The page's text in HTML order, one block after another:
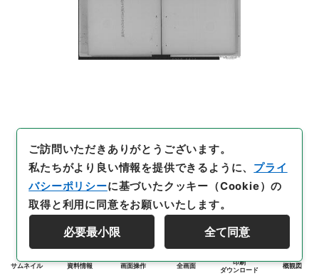
サムネイル 資料情報 画面操作 全画面
印刷
ダウンロード
概観図
ご訪問いただきありがとうございます。
私たちがより良い情報を提供できるように、 プライ
バシーポリシーに基づいたクッキー（Cookie）の
取得と利用に同意をお願いいたします。
必要最小限 全て同意